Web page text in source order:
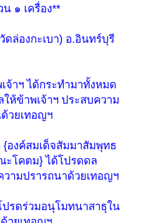
๑ เครื่อง**
ดล่องกะเบา) อ.อินทร์บุรี
าฯ ได้กระทำมาทั้งหมด
ห้ข้าพเจ้าฯ ประสบความ
วยเทอญฯ
องค์สมเด็จสัมมาสัมพุทธ
ะโคตม} ได้โปรดดล
ามปรารถนาด้วยเทอญฯ
รดร่วมอนุโมทนาสาธุใน